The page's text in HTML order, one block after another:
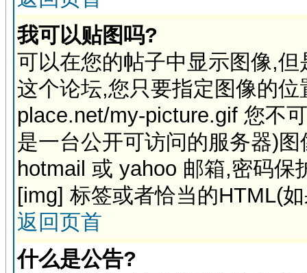
我可以贴图吗?
可以在您的帖子中显示图像,
这个论坛,您只要指定图像的
place.net/my-picture.gif 您不
是一台公开可访问的服务器)
hotmail 或 yahoo 邮箱,密码
[img] 标签或者恰当的HTML(
返回页首
什么是公告?